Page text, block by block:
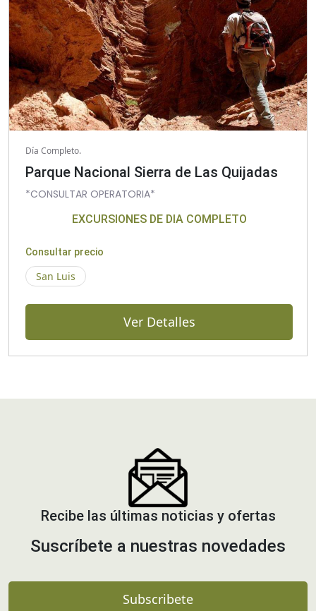
Día Completo.
Parque Nacional Sierra de Las Quijadas
*CONSULTAR OPERATORIA*
EXCURSIONES DE DIA COMPLETO
Consultar precio
San Luis
Ver Detalles
Recibe las últimas noticias y ofertas
Suscríbete a nuestras novedades
Subscribete